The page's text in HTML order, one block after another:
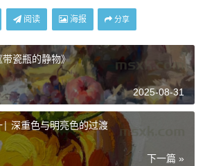
跨度以及手部的姿态结构。以画面中人
头部的中轴线，用浅色调色粉（如浅
头部轮廓，标记出额头、颧骨、下颌的
五官，用简洁线条画出眼睛、鼻子、嘴
系；对于标志性的白色大褶领，以流畅
层次范围；黑色衣物则以大块面线条划
态，手部用几何形（如椭圆形、圆柱
这一步重在 “搭骨架”，线条松动，色
造提供精准的形态参照。
阅读 海报 分享
瓷瓶的静物》
2025-08-31
| 深重色与明亮色的过渡
下一篇 »